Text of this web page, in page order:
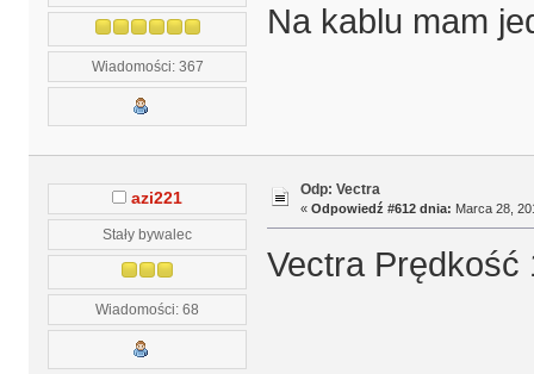
Wiadomości: 367
Na kablu mam
azi221
Stały bywalec
Wiadomości: 68
Odp: Vectra
« Odpowiedź #612 dnia: Marca 28,
Vectra Prędkość